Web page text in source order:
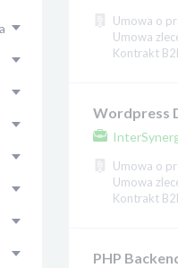
Umowa o
Umowa
Kontrakt
Wordpress
Umowa o
Umowa
Kontrakt
PHP